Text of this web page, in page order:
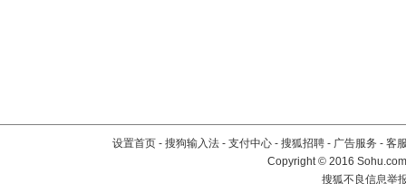
设置首页 - 搜狗输入法 - 支付中心 - 搜狐招聘 - 广告服务 - 客
Copyright©2016
搜狐不良信息举